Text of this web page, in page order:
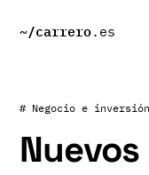
~/carrero.es
# Negocio e inversión